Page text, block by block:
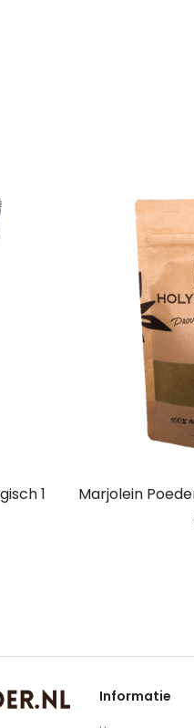
1
Marjolein
Informatie